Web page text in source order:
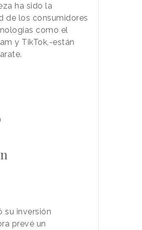
ha sido la
de los consumidores
como el
y TikTok,-están
su inversión
prevé un